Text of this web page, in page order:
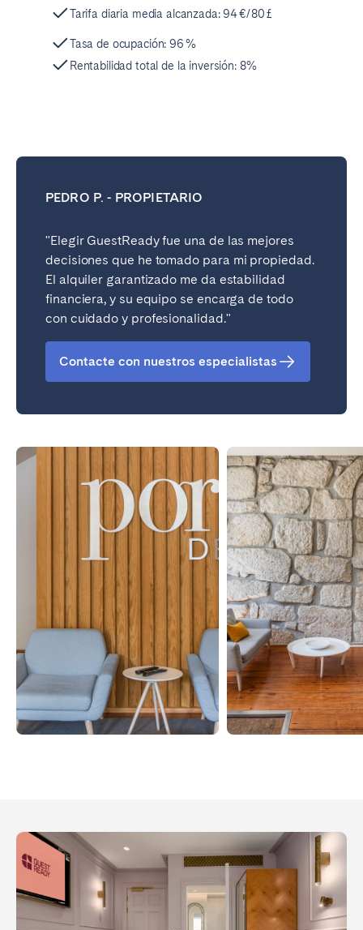
PEDRO P. - PROPIETARIO
"Elegir GuestReady fue una de las mejores
decisiones que he tomado para mi propiedad.
El alquiler garantizado me da estabilidad
financiera, y su equipo se encarga de todo
con cuidado y profesionalidad."
Contacte con nuestros especialistas
Tarifa diaria media alcanzada: 94 €/80 £
Tasa de ocupación: 96 %
Rentabilidad total de la inversión: 8%